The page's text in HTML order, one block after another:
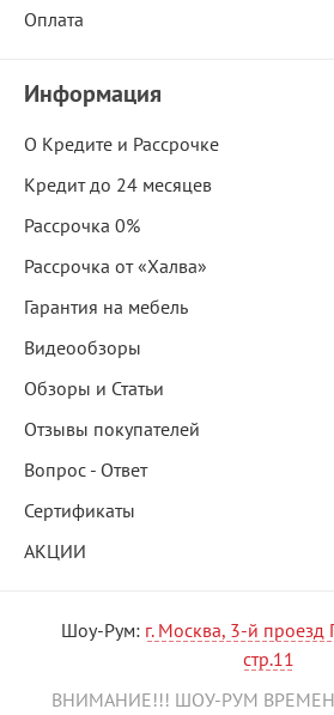
Оплата
Информация
О Кредите и Рассрочке
Кредит до 24 месяцев
Рассрочка 0%
Рассрочка от «Халва»
Гарантия на мебель
Видеообзоры
Обзоры и Статьи
Отзывы покупателей
Вопрос - Ответ
Сертификаты
АКЦИИ
Шоу-Рум: г. Москва, 3-й проезд
стр.11
ВНИМАНИЕ!!! ШОУ-РУМ